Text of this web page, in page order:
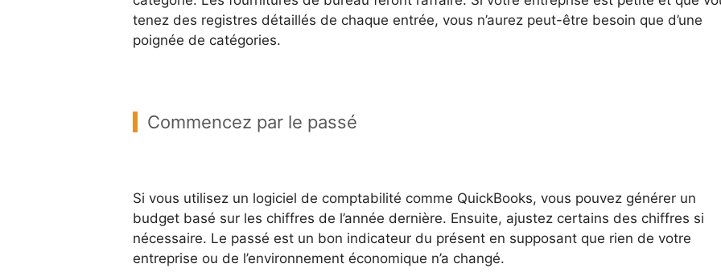
tenez des registres détaillés de chaque entrée, vous n’aurez peut-être besoin que d’une
poignée de catégories.
Commencez par le passé
Si vous utilisez un logiciel de comptabilité comme QuickBooks, vous pouvez générer un
budget basé sur les chiffres de l’année dernière. Ensuite, ajustez certains des chiffres si
nécessaire. Le passé est un bon indicateur du présent en supposant que rien de votre
entreprise ou de l’environnement économique n’a changé.